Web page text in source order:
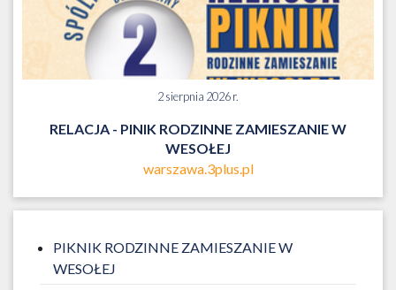
2 sierpnia 2026 r.
RELACJA - PINIK RODZINNE ZAMIESZANIE W
WESOŁEJ
warszawa.3plus.pl
PIKNIK RODZINNE ZAMIESZANIE W
WESOŁEJ